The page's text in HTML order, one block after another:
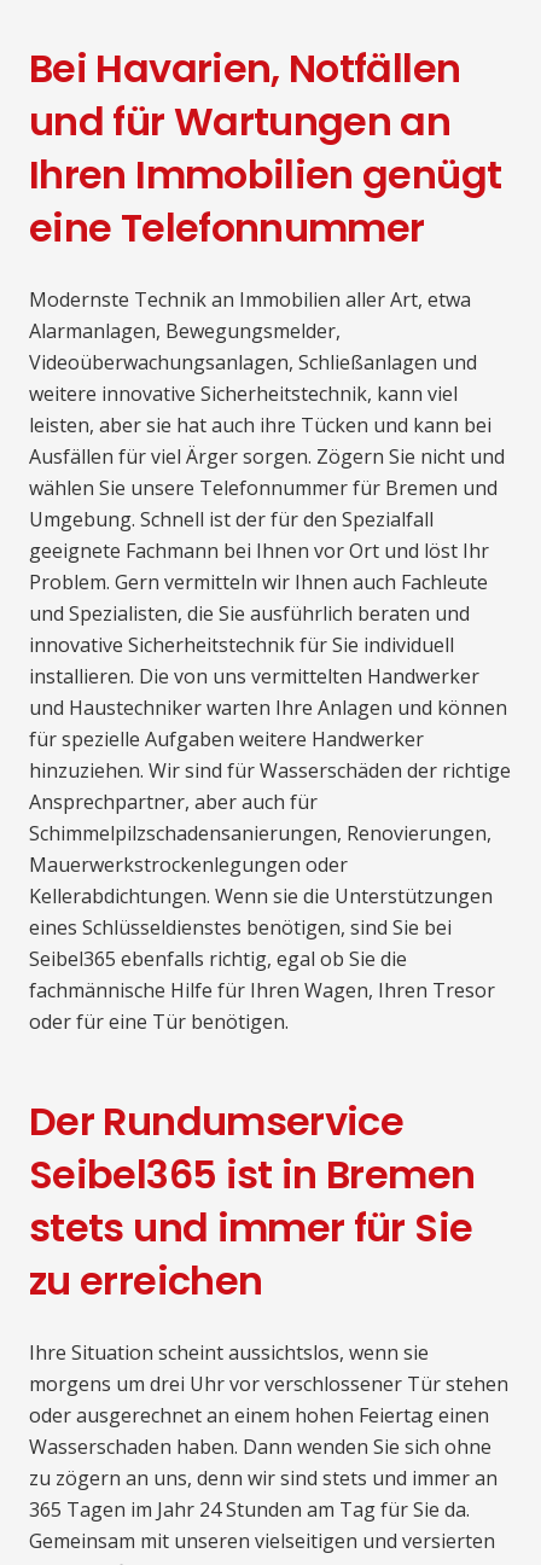
Bei Havarien, Notfällen
und für Wartungen an
Ihren Immobilien genügt
eine Telefonnummer
Modernste Technik an Immobilien aller Art, etwa
Alarmanlagen, Bewegungsmelder,
Videoüberwachungsanlagen, Schließanlagen und
weitere innovative Sicherheitstechnik, kann viel
leisten, aber sie hat auch ihre Tücken und kann bei
Ausfällen für viel Ärger sorgen. Zögern Sie nicht und
wählen Sie unsere Telefonnummer für Bremen und
Umgebung. Schnell ist der für den Spezialfall
geeignete Fachmann bei Ihnen vor Ort und löst Ihr
Problem. Gern vermitteln wir Ihnen auch Fachleute
und Spezialisten, die Sie ausführlich beraten und
innovative Sicherheitstechnik für Sie individuell
installieren. Die von uns vermittelten Handwerker
und Haustechniker warten Ihre Anlagen und können
für spezielle Aufgaben weitere Handwerker
hinzuziehen. Wir sind für Wasserschäden der richtige
Ansprechpartner, aber auch für
Schimmelpilzschadensanierungen, Renovierungen,
Mauerwerkstrockenlegungen oder
Kellerabdichtungen. Wenn sie die Unterstützungen
eines Schlüsseldienstes benötigen, sind Sie bei
Seibel365 ebenfalls richtig, egal ob Sie die
fachmännische Hilfe für Ihren Wagen, Ihren Tresor
oder für eine Tür benötigen.
Der Rundumservice
Seibel365 ist in Bremen
stets und immer für Sie
zu erreichen
Ihre Situation scheint aussichtslos, wenn sie
morgens um drei Uhr vor verschlossener Tür stehen
oder ausgerechnet an einem hohen Feiertag einen
Wasserschaden haben. Dann wenden Sie sich ohne
zu zögern an uns, denn wir sind stets und immer an
365 Tagen im Jahr 24 Stunden am Tag für Sie da.
Gemeinsam mit unseren vielseitigen und versierten